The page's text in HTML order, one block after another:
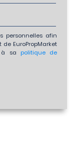
personnelles afin
EuroPropMarket
à sa politique de